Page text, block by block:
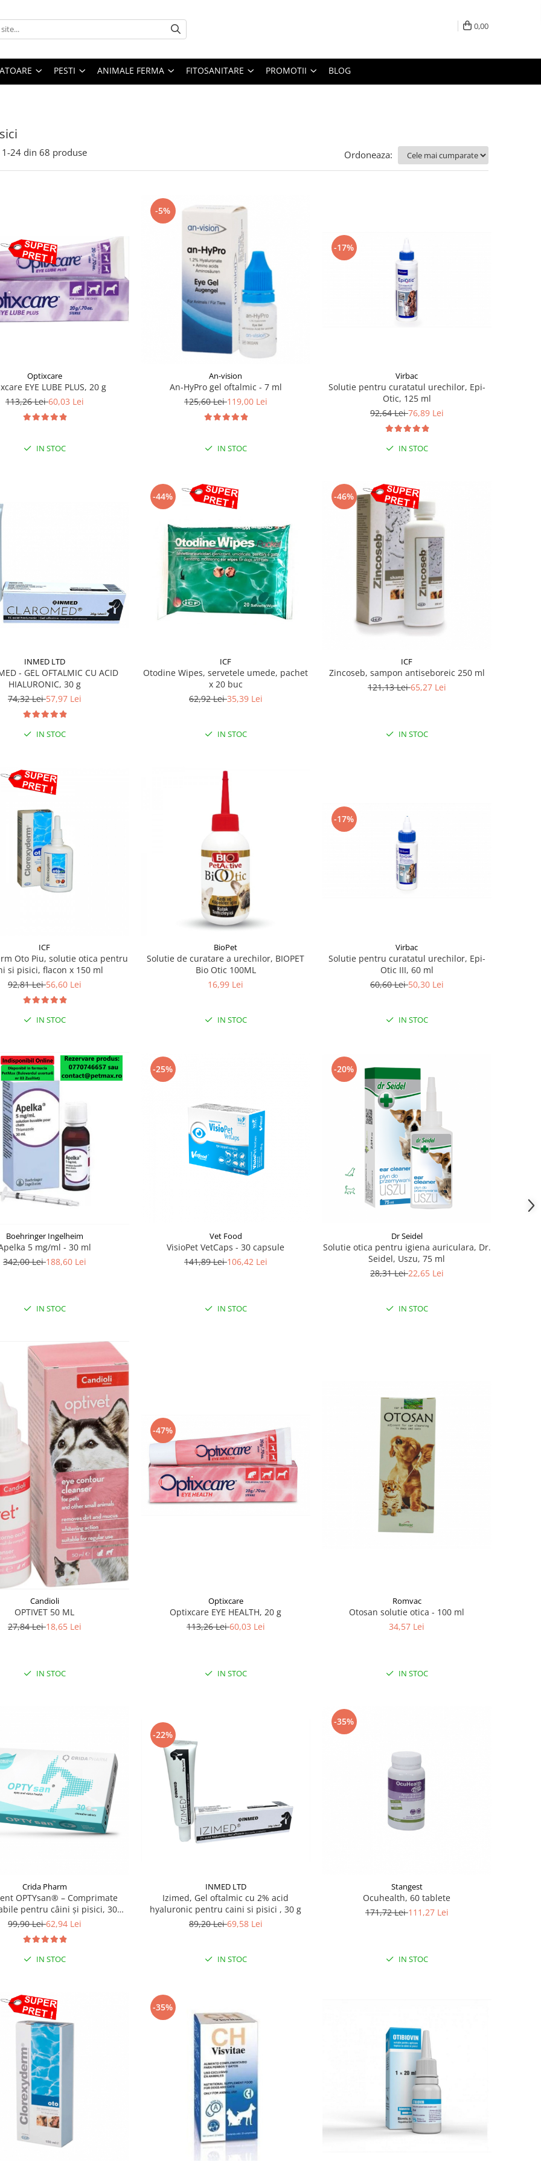
0,00
PESTI ANIMALE FERMA FITOSANITARE PROMOTII BLOG
1-24 din 68 produse Ordoneaza:
Optixcare
EYE LUBE PLUS, 20 g
113,26 Lei60,03 Lei
IN STOC
-5%
An-vision
An-HyPro gel oftalmic - 7 ml
125,60 Lei119,00 Lei
IN STOC
-17%
Virbac
Solutie pentru curatatul urechilor, Epi-
Otic, 125 ml
92,64 Lei76,89 Lei
IN STOC
INMED LTD
- GEL OFTALMIC CU ACID
HIALURONIC, 30 g
74,32 Lei57,97 Lei
IN STOC
-44%
ICF
Otodine Wipes, servetele umede, pachet
x 20 buc
62,92 Lei35,39 Lei
IN STOC
-46%
ICF
Zincoseb, sampon antiseboreic 250 ml
121,13 Lei65,27 Lei
IN STOC
ICF
Oto Piu, solutie otica pentru
si pisici, flacon x 150 ml
92,81 Lei56,60 Lei
IN STOC
BioPet
Solutie de curatare a urechilor, BIOPET
Bio Otic 100ML
16,99 Lei
IN STOC
-17%
Virbac
Solutie pentru curatatul urechilor, Epi-
Otic III, 60 ml
60,60 Lei50,30 Lei
IN STOC
Boehringer Ingelheim
5 mg/ml - 30 ml
342,00 Lei188,60 Lei
IN STOC
-25%
Vet Food
VisioPet VetCaps - 30 capsule
141,89 Lei106,42 Lei
IN STOC
-20%
Dr Seidel
Solutie otica pentru igiena auriculara, Dr.
Seidel, Uszu, 75 ml
28,31 Lei22,65 Lei
IN STOC
Candioli
OPTIVET 50 ML
27,84 Lei18,65 Lei
IN STOC
-47%
Optixcare
Optixcare EYE HEALTH, 20 g
113,26 Lei60,03 Lei
IN STOC
Romvac
Otosan solutie otica - 100 ml
34,57 Lei
IN STOC
Crida Pharm
OPTYsan® – Comprimate
pentru câini și pisici, 30
comprimate
99,90 Lei62,94 Lei
IN STOC
-22%
INMED LTD
Izimed, Gel oftalmic cu 2% acid
hyaluronic pentru caini si pisici , 30 g
89,20 Lei69,58 Lei
IN STOC
-35%
Stangest
Ocuhealth, 60 tablete
171,72 Lei111,27 Lei
IN STOC
-35%